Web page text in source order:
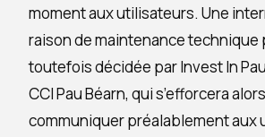
moment aux utilisateurs. Une
raison de maintenance technique
toutefois décidée par Invest In
CCI Pau Béarn, qui s’efforcera
communiquer préalablement aux